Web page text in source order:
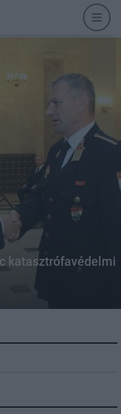
katasztrófavédelmi